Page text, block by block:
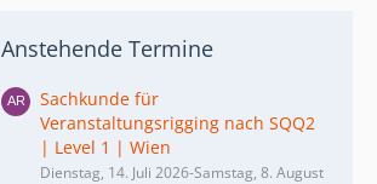
Anstehende Termine
Sachkunde für
Veranstaltungsrigging nach SQQ2
| Level 1 | Wien
Dienstag, 14. Juli 2026-Samstag, 8. August